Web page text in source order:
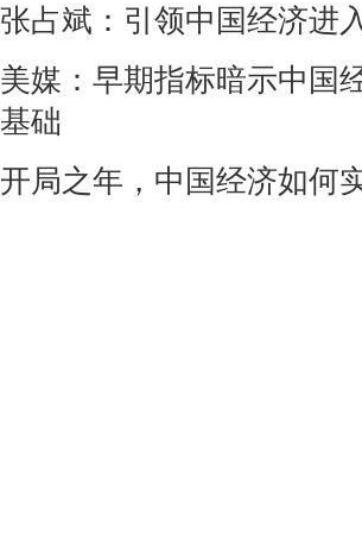
张占斌：引领中国经济进
美媒：早期指标暗示中国
基础
开局之年，中国经济如何